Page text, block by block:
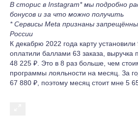
В сторис в Instagram* мы подробно
бонусов и за что можно получить
* Сервисы Meta признаны
России
К декабрю 2022 года карту установили
оплатили баллами 63 заказа, выручка
48 225 ₽. Это в 8 раз больше, чем
программы лояльности на месяц. За
67 880 ₽, поэтому месяц стоит мне 5